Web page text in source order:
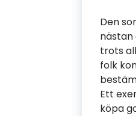
Den
trots
folk
Ett
köpa